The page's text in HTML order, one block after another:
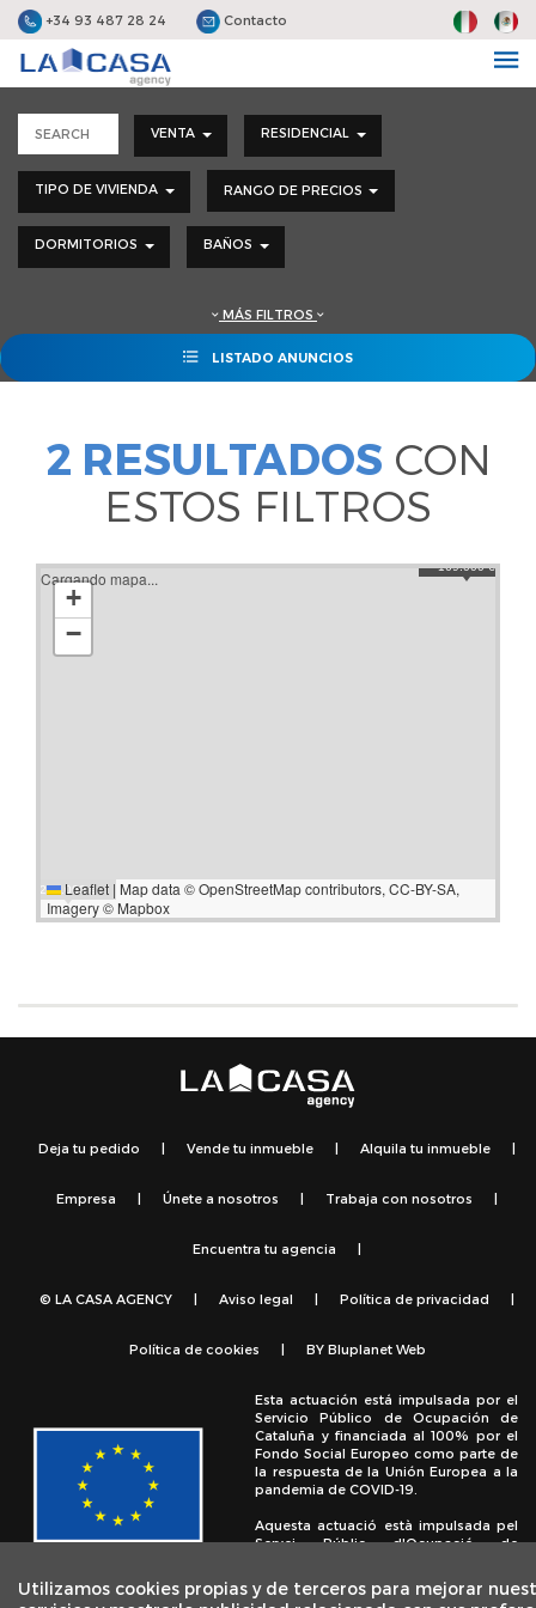
Utilizamos cookies propias y de terceros para mejorar
+34 93 487 28 24 Contacto
VENTA RESIDENCIAL
TIPO DE VIVIENDA RANGO DE PRECIOS
DORMITORIOS BAÑOS
MÁS FILTROS
LISTADO ANUNCIOS
2 RESULTADOS CON
ESTOS FILTROS
Cargando mapa...
209.000 €
169.000 €
+
−
Leaflet | Map data ©OpenStreetMapcontributors, CC-BY-SA,
Imagery © Mapbox
Deja tu pedido | Vende tu inmueble | Alquila tu inmueble |
Empresa | Únete a nosotros | Trabaja con nosotros |
Encuentra tu agencia |
© LA CASA AGENCY | Aviso legal | Política de privacidad |
Política de cookies | BY Bluplanet Web
Esta actuación está impulsada por el
Servicio Público de Ocupación de
Cataluña y financiada al 100% por el
Fondo Social Europeo como parte de
la respuesta de la Unión Europea a la
pandemia de COVID-19.
Aquesta actuació està impulsada pel
Servei Públic d'Ocupació de
Fons Social Europeu com a part de la
resposta de la Unió Europea a la